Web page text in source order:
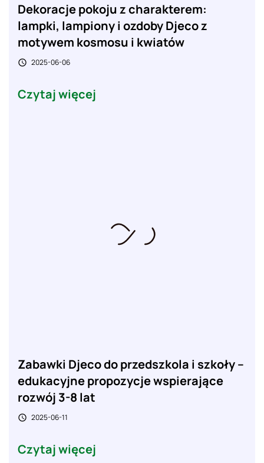
Dekoracje pokoju z charakterem:
lampki, lampiony i ozdoby Djeco z
motywem kosmosu i kwiatów
 2025-06-06
Czytaj więcej
Zabawki Djeco do przedszkola i szkoły –
edukacyjne propozycje wspierające
rozwój 3-8 lat
 2025-06-11
Czytaj więcej